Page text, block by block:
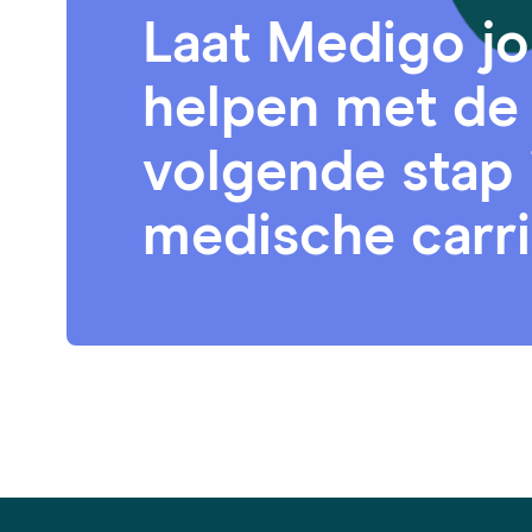
Laat Medigo
helpen met de
volgende stap
medische